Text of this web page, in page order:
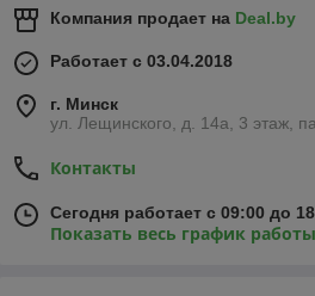
Компания продает на Deal.by
Работает с 03.04.2018
г. Минск
ул. Лещинского, д. 14а, 3 этаж,
Контакты
Сегодня работает с 09:00 до
Показать весь график работы